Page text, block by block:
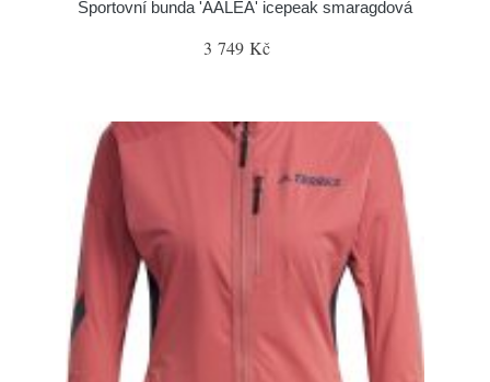
Sportovní bunda 'AALEA' icepeak smaragdová
3 749 Kč